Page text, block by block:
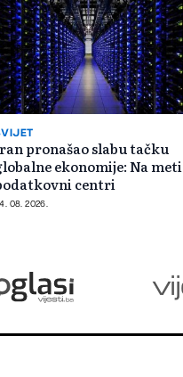
pronašao slabu tačku
ekonomije: Na meti
centri
08. 2026.